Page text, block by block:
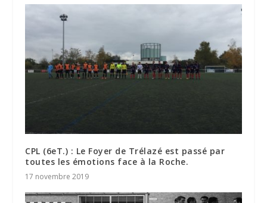
CPL (6eT.) : Le Foyer de Trélazé est passé par
toutes les émotions face à la Roche.
17 novembre 2019